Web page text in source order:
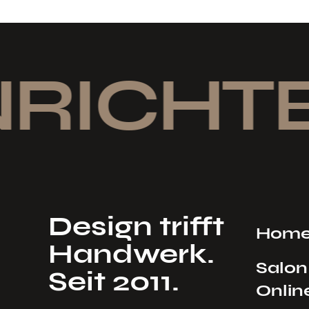
Design trifft
Handwerk.
Seit 2011.